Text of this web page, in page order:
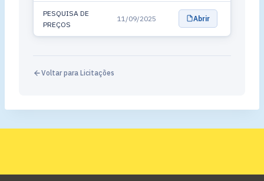
PESQUISA DE
PREÇOS
11/09/2025 Abrir
Voltar para Licitações